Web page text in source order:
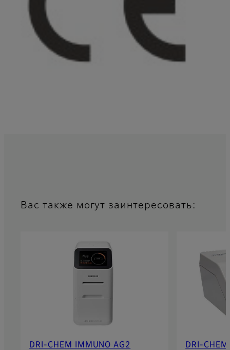
Вас также могут заинтересовать:
DRI-CHEM IMMUNO AG2 DRI-